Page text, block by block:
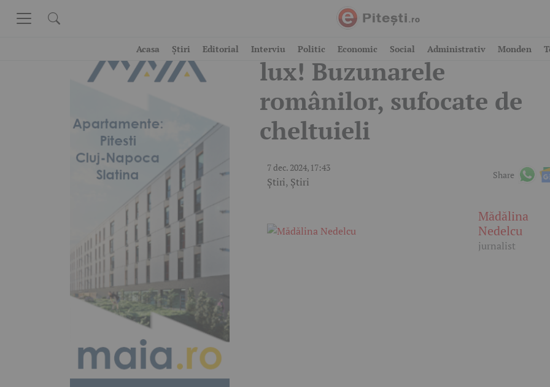
Acasa Știri Editorial Interviu Politic Economic Social Administrativ Monden
Masa de Crăciun devine
lux! Buzunarele
românilor, sufocate de
cheltuieli
7 dec. 2024, 17:43
Știri, Știri
Share
Mădălina
Nedelcu
jurnalist